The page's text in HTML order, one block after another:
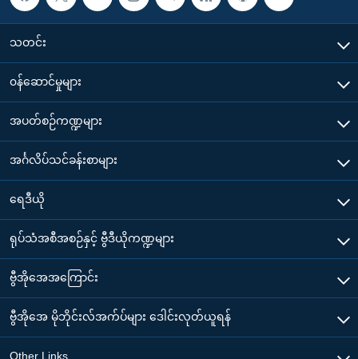
သတင်း
၀န်ဆောင်မှုများ
အပတ်စဉ်ကဏ္ဍများ
အင်္ဂလိပ်သင်ခန်းစာများ
ရေဒီယို
ရုပ်သံအစီအစဉ်နှင့် ဗွီဒီယိုကဏ္ဍများ
ဗွီအိုအေအကြောင်း
ဗွီအိုအေ မိုဘိုင်းလ်အက်ပ်များ ဒေါင်းလုတ်ယူရန်
Other Links